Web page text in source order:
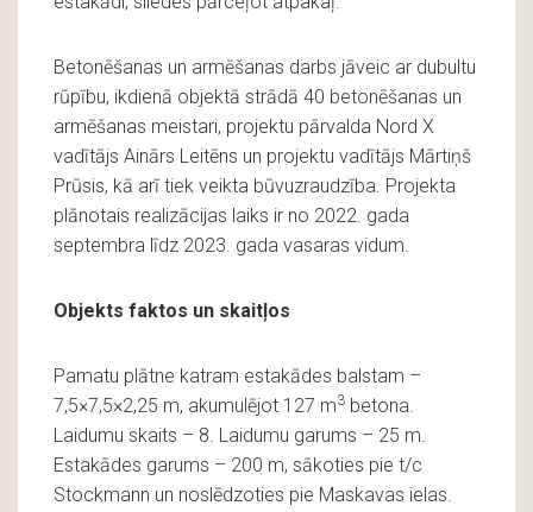
Betonēšanas un armēšanas darbs jāveic ar dubultu
rūpību, ikdienā objektā strādā 40 betonēšanas un
armēšanas meistari, projektu pārvalda Nord X
vadītājs Ainārs Leitēns un projektu vadītājs Mārtiņš
Prūsis, kā arī tiek veikta būvuzraudzība. Projekta
plānotais realizācijas laiks ir no 2022. gada
septembra līdz 2023. gada vasaras vidum.
Objekts faktos un skaitļos
Pamatu plātne katram estakādes balstam –
7,5×7,5×2,25 m, akumulējot 127 m3 betona.
Laidumu skaits – 8. Laidumu garums – 25 m.
Estakādes garums – 200 m, sākoties pie t/c
Stockmann un noslēdzoties pie Maskavas ielas.